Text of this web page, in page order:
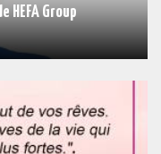
HEFA Group